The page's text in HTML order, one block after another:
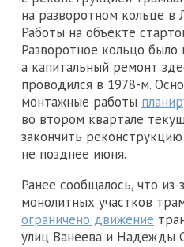
на разворотном кольце в
Работы на объекте
Разворотное кольцо было
а капитальный ремонт
проводился в 1978-м.
монтажные работы
во втором квартале
закончить
не позднее июня.
Ранее сообщалось, что из-
монолитных участков
ограничено движение
улиц Ванеева и Надежды